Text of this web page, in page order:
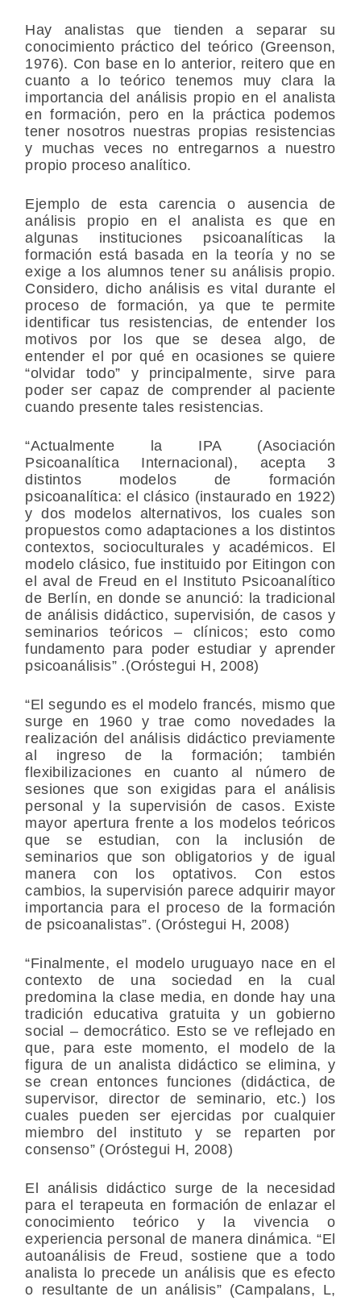
Hay analistas que tienden a separar su
conocimiento práctico del teórico (Greenson,
1976). Con base en lo anterior, reitero que en
cuanto a lo teórico tenemos muy clara la
importancia del análisis propio en el analista
en formación, pero en la práctica podemos
tener nosotros nuestras propias resistencias
y muchas veces no entregarnos a nuestro
propio proceso analítico.
Ejemplo de esta carencia o ausencia de
análisis propio en el analista es que en
algunas instituciones psicoanalíticas la
formación está basada en la teoría y no se
exige a los alumnos tener su análisis propio.
Considero, dicho análisis es vital durante el
proceso de formación, ya que te permite
identificar tus resistencias, de entender los
motivos por los que se desea algo, de
entender el por qué en ocasiones se quiere
“olvidar todo” y principalmente, sirve para
poder ser capaz de comprender al paciente
cuando presente tales resistencias.
“Actualmente la IPA (Asociación
Psicoanalítica Internacional), acepta 3
distintos modelos de formación
psicoanalítica: el clásico (instaurado en 1922)
y dos modelos alternativos, los cuales son
propuestos como adaptaciones a los distintos
contextos, socioculturales y académicos. El
modelo clásico, fue instituido por Eitingon con
el aval de Freud en el Instituto Psicoanalítico
de Berlín, en donde se anunció: la tradicional
de análisis didáctico, supervisión, de casos y
seminarios teóricos – clínicos; esto como
fundamento para poder estudiar y aprender
psicoanálisis” .(Oróstegui H, 2008)
“El segundo es el modelo francés, mismo que
surge en 1960 y trae como novedades la
realización del análisis didáctico previamente
al ingreso de la formación; también
flexibilizaciones en cuanto al número de
sesiones que son exigidas para el análisis
personal y la supervisión de casos. Existe
mayor apertura frente a los modelos teóricos
que se estudian, con la inclusión de
seminarios que son obligatorios y de igual
manera con los optativos. Con estos
cambios, la supervisión parece adquirir mayor
importancia para el proceso de la formación
de psicoanalistas”. (Oróstegui H, 2008)
“Finalmente, el modelo uruguayo nace en el
contexto de una sociedad en la cual
predomina la clase media, en donde hay una
tradición educativa gratuita y un gobierno
social – democrático. Esto se ve reflejado en
que, para este momento, el modelo de la
figura de un analista didáctico se elimina, y
se crean entonces funciones (didáctica, de
supervisor, director de seminario, etc.) los
cuales pueden ser ejercidas por cualquier
miembro del instituto y se reparten por
consenso” (Oróstegui H, 2008)
El análisis didáctico surge de la necesidad
para el terapeuta en formación de enlazar el
conocimiento teórico y la vivencia o
experiencia personal de manera dinámica. “El
autoanálisis de Freud, sostiene que a todo
analista lo precede un análisis que es efecto
o resultante de un análisis” (Campalans, L,